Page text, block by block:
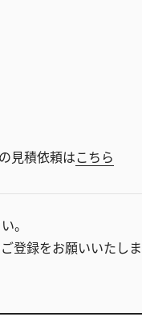
見積依頼はこちら
。
登録をお願いいたしま